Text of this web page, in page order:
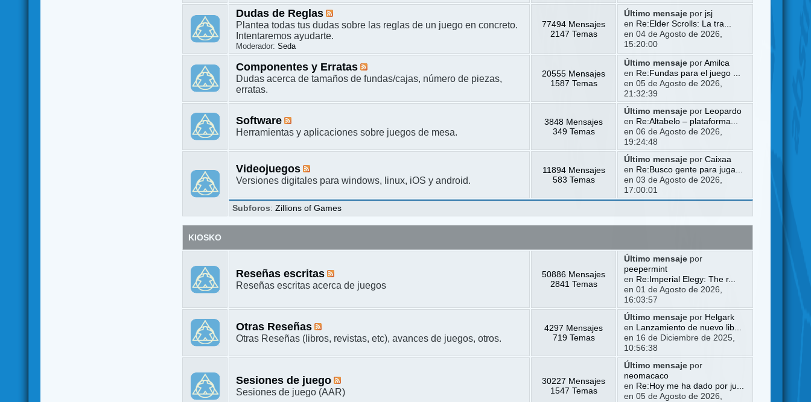
Dudas de Reglas
Plantea todas tus dudas sobre las reglas de un juego en concreto.
Intentaremos ayudarte.
Moderador:Seda
77494 Mensajes
2147 Temas
Último mensajepor jsj
en Re:Elder Scrolls: La tra...
en 04 de Agosto de 2026,
15:20:00
Componentes y Erratas
Dudas acerca de tamaños de fundas/cajas, número de piezas,
erratas.
20555 Mensajes
1587 Temas
Último mensajepor Amilca
en Re:Fundas para el juego ...
en 05 de Agosto de 2026,
21:32:39
Software
Herramientas y aplicaciones sobre juegos de mesa.
3848 Mensajes
349 Temas
Último mensajepor
Leopardo
en Re:Altabelo – plataforma...
en 06 de Agosto de 2026,
19:24:48
Videojuegos
Versiones digitales para windows, linux, iOS y android.
11894 Mensajes
583 Temas
Último mensajepor Caixaa
en Re:Busco gente para juga...
en 03 de Agosto de 2026,
17:00:01
Subforos:Zillions of Games
KIOSKO
Reseñas escritas
Reseñas escritas acerca de juegos
50886 Mensajes
2841 Temas
Último mensajepor
peepermint
en Re:Imperial Elegy: The r...
en 01 de Agosto de 2026,
16:03:57
Otras Reseñas
Otras Reseñas (libros, revistas, etc), avances de juegos, otros.
4297 Mensajes
719 Temas
Último mensajepor Helgark
en
Lanzamiento de nuevo lib...
en 16 de Diciembre de 2025,
10:56:38
Sesiones de juego
Sesiones de juego (AAR)
30227 Mensajes
1547 Temas
Último mensajepor
neomacaco
en Re:Hoy me ha dado por ju...
en 05 de Agosto de 2026,